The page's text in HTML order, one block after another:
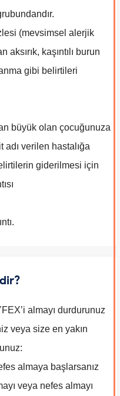
(mevsimsel alerjik
kaşıntılı burun
gibi belirtileri
büyük olan çocuğunuza
adı verilen hastalığa
giderilmesi için
almayı durdurunuz
veya size en yakın
almaya başlarsanız
veya nefes almayı